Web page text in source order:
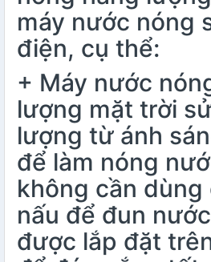
máy nước nóng
điện, cụ thể:
+ Máy nước
lượng mặt trời
lượng từ ánh
để làm nóng
không cần dùng
nấu để đun
được lắp đặt